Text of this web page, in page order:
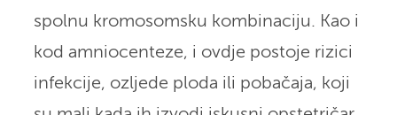
spolnu kromosomsku kombinaciju. Kao i
kod amniocenteze, i ovdje postoje rizici
infekcije, ozljede ploda ili pobačaja, koji